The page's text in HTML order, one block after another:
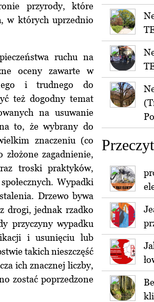
przyrody, które
w których uprzednio
ruchu na
oceny zawarte w
i trudnego do
też dogodny temat
na usuwanie
to, że wybrany do
znaczeniu (co
zagadnienie,
troski praktyków,
Wypadki
Drzewo bywa
drogi, jednak rzadko
przyczyny wypadku
i usunięciu lub
takich nieszczęść
ich znacznej liczby,
zostać poprzedzone